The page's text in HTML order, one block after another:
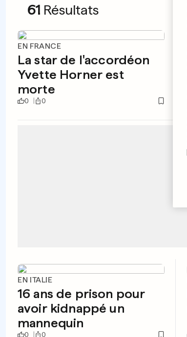
61 Résultats
EN FRANCE
La star de l'accordéon
Yvette Horner est
morte
0 0
EN ITALIE
16 ans de prison pour
avoir kidnappé un
mannequin
0 0